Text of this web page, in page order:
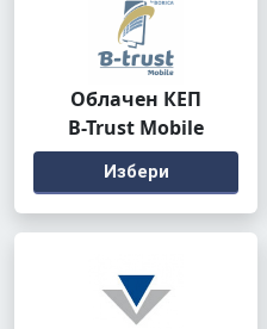
Облачен КЕП
B-Trust Mobile
Избери